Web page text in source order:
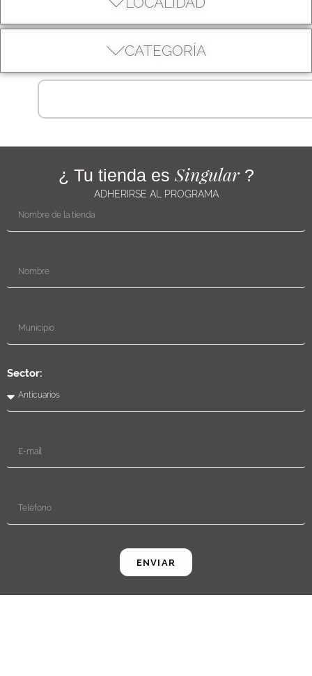
CATEGORÍA
¿ Tu tienda es Singular?
ADHERIRSE AL PROGRAMA
Sector:
ENVIAR